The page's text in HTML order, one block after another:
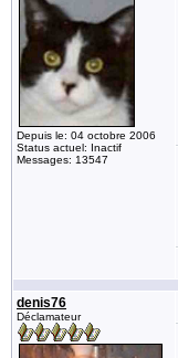
Depuis le: 04 octobre 2006
Status actuel: Inactif
Messages: 13547
denis76
Déclamateur